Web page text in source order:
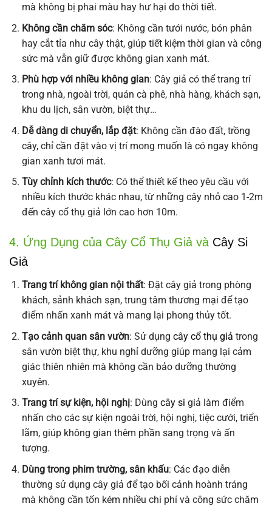
mà không bị phai màu hay hư hại do thời tiết.
Không cần chăm sóc: Không cần tưới nước, bón phân
hay cắt tỉa như cây thật, giúp tiết kiệm thời gian và công
sức mà vẫn giữ được không gian xanh mát.
Phù hợp với nhiều không gian: Cây giả có thể trang trí
trong nhà, ngoài trời, quán cà phê, nhà hàng, khách sạn,
khu du lịch, sân vườn, biệt thự…
Dễ dàng di chuyển, lắp đặt: Không cần đào đất, trồng
cây, chỉ cần đặt vào vị trí mong muốn là có ngay không
gian xanh tươi mát.
Tùy chỉnh kích thước: Có thể thiết kế theo yêu cầu với
nhiều kích thước khác nhau, từ những cây nhỏ cao 1-2m
đến cây cổ thụ giả lớn cao hơn 10m.
4. Ứng Dụng của Cây Cổ Thụ Giả và Cây Si
Giả
Trang trí không gian nội thất: Đặt cây giả trong phòng
khách, sảnh khách sạn, trung tâm thương mại để tạo
điểm nhấn xanh mát và mang lại phong thủy tốt.
Tạo cảnh quan sân vườn: Sử dụng cây cổ thụ giả trong
sân vườn biệt thự, khu nghỉ dưỡng giúp mang lại cảm
giác thiên nhiên mà không cần bảo dưỡng thường
xuyên.
Trang trí sự kiện, hội nghị: Dùng cây si giả làm điểm
nhấn cho các sự kiện ngoài trời, hội nghị, tiệc cưới, triển
lãm, giúp không gian thêm phần sang trọng và ấn
tượng.
Dùng trong phim trường, sân khấu: Các đạo diễn
thường sử dụng cây giả để tạo bối cảnh hoành tráng
mà không cần tốn kém nhiều chi phí và công sức chăm